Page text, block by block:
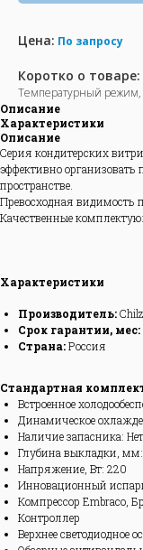
Цена: По запросу
Коротко о товаре:
Температурный режим,
Описание
Характеристики
Описание
Серия кондитерских
эффективно
пространстве.
Превосходная видимость
Качественные
Характеристики
Производитель:Chilz
Срок гарантии, мес:
Страна:Россия
Стандартная
Встроенное
Динамическое
Наличие запасника: Нет
Глубина выкладки,
Напряжение, Вт: 220
Инновационный
Компрессор Embraco,
Контроллер
Верхнее светодиодное